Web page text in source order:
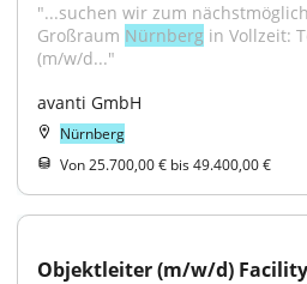
"...suchen wir zum
Großraum Nürnberg in Vollzeit:
(m/w/d..."
avanti GmbH
Nürnberg
Von 25.700,00 € bis 49.400,00 €
Objektleiter (m/w/d)